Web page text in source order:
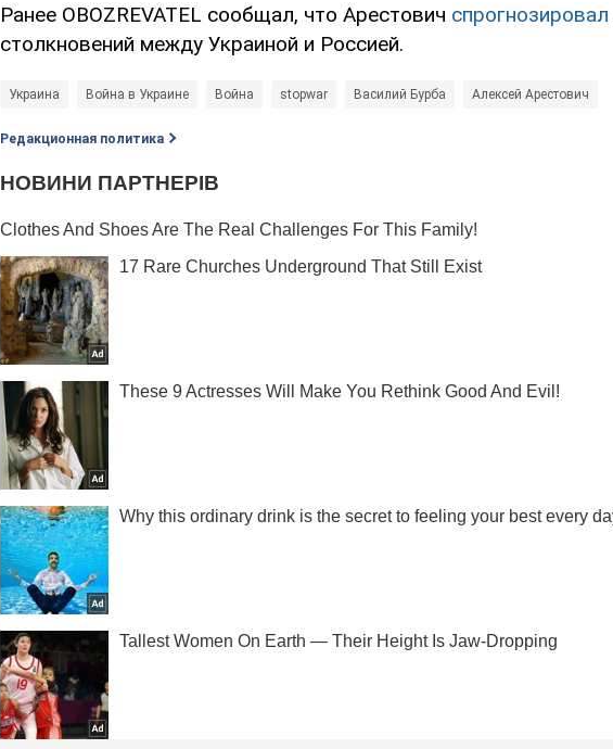
Ранее OBOZREVATEL сообщал, что Арестович спрогнозировал
столкновений между Украиной и Россией.
Украина Война в Украине Война stopwar Василий Бурба Алексей Арестович
Редакционная политика